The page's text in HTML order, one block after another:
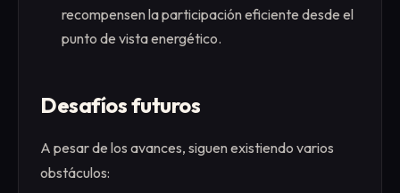
recompensen la participación eficiente desde el
punto de vista energético.
Desafíos futuros
A pesar de los avances, siguen existiendo varios
obstáculos: